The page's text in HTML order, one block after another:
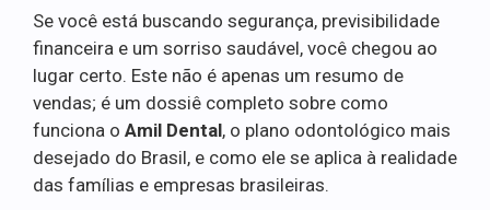
Se você está buscando segurança, previsibilidade
financeira e um sorriso saudável, você chegou ao
lugar certo. Este não é apenas um resumo de
vendas; é um dossiê completo sobre como
funciona o Amil Dental, o plano odontológico mais
desejado do Brasil, e como ele se aplica à realidade
das famílias e empresas brasileiras.